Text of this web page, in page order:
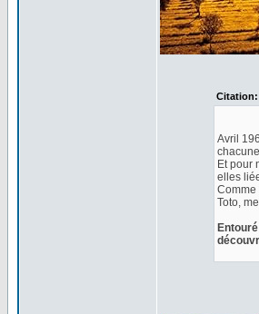
Citation:
Avril
Et pour
elles
Comme
Toto,